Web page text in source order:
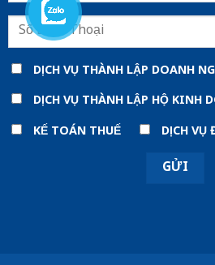
DỊCH VỤ THÀNH LẬP DOANH
DỊCH VỤ THÀNH LẬP HỘ KINH
KẾ TOÁN THUẾ
DỊCH